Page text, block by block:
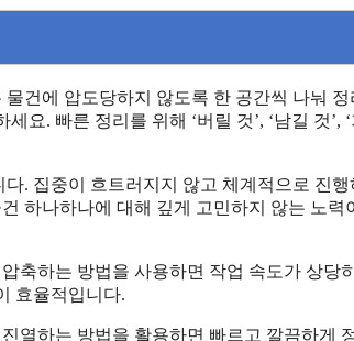
건에 압도당하지 않도록 한 공간씩 나눠 정
요. 빠른 정리를 위해 ‘버릴 것’, ‘남길 것’,
. 집중이 흐트러지지 않고 체계적으로 진행
하나하나에 대해 깊게 고민하지 않는 노력
축하는 방법을 사용하면 작업 속도가 상당
효율적입니다.
열하는 방법을 활용하면 빠르고 깔끔하게